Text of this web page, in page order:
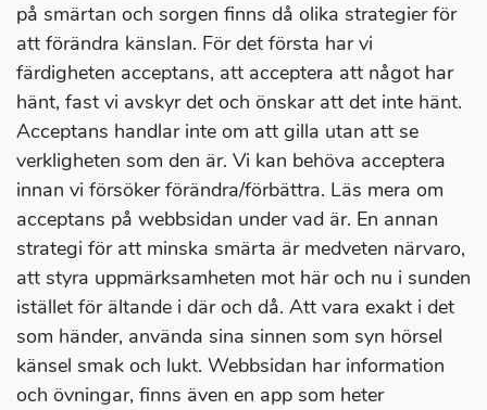
på smärtan och sorgen finns då olika strategier för
att förändra känslan. För det första har vi
färdigheten acceptans, att acceptera att något har
hänt, fast vi avskyr det och önskar att det inte hänt.
Acceptans handlar inte om att gilla utan att se
verkligheten som den är. Vi kan behöva acceptera
innan vi försöker förändra/förbättra. Läs mera om
acceptans på webbsidan under vad är. En annan
strategi för att minska smärta är medveten närvaro,
att styra uppmärksamheten mot här och nu i sunden
istället för ältande i där och då. Att vara exakt i det
som händer, använda sina sinnen som syn hörsel
känsel smak och lukt. Webbsidan har information
och övningar, finns även en app som heter